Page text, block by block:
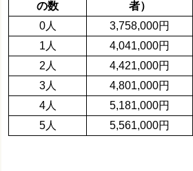
の数
者）
0人
3,758,000円
1人
4,041,000円
2人
4,421,000円
3人
4,801,000円
4人
5,181,000円
5人
5,561,000円